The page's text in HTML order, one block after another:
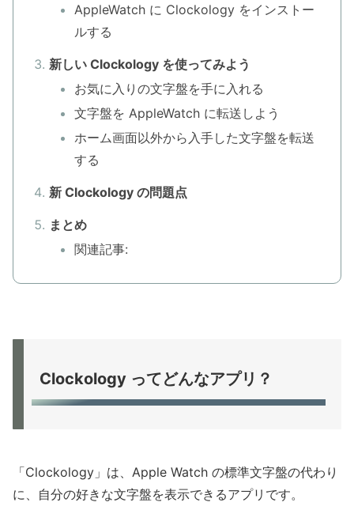
AppleWatch に Clockology をインストー
ルする
新しい Clockology を使ってみよう
お気に入りの文字盤を手に入れる
文字盤を AppleWatch に転送しよう
ホーム画面以外から入手した文字盤を転送
する
新 Clockology の問題点
まとめ
関連記事:
Clockology ってどんなアプリ？
「Clockology」は、Apple Watch の標準文字盤の代わり
に、自分の好きな文字盤を表示できるアプリです。